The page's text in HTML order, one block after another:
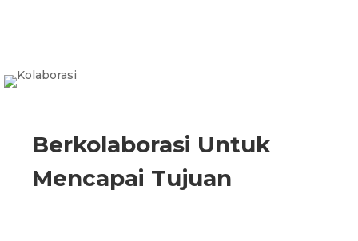
Berkolaborasi Untuk
Mencapai Tujuan